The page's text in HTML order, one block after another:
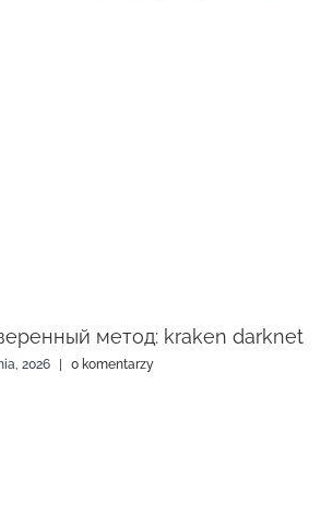
метод: kraken darknet
2026 | 0 komentarzy